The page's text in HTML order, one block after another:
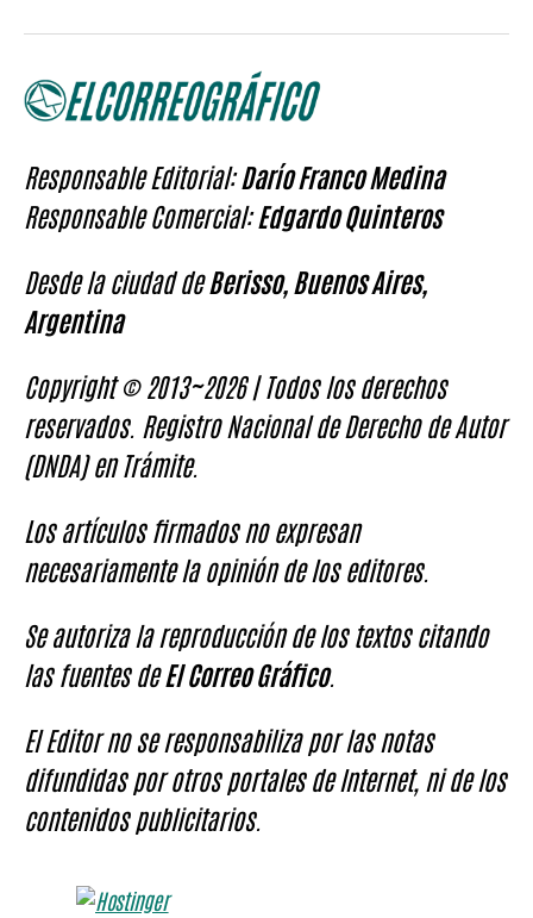
Responsable Editorial:Darío Franco Medina
Responsable Comercial:Edgardo Quinteros
Desde la ciudad deBerisso, Buenos Aires,
Argentina
Copyright © 2013~2026 | Todos los derechos
reservados. Registro Nacional de Derecho de Autor
(DNDA) en Trámite.
Los artículos firmados no expresan
necesariamente la opinión de los editores.
Se autoriza la reproducción de los textos citando
las fuentes deEl Correo Gráfico.
El Editor no se responsabiliza por las notas
difundidas por otros portales de Internet, ni de los
contenidos publicitarios.